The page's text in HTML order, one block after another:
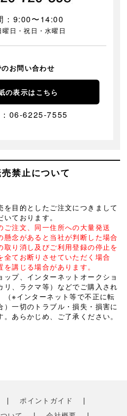
：9:00〜14:00
曜日・祝日・水曜日
お問い合わせ
の表示はこちら
06-6225-7555
禁止について
を目的としたご注文につきまして
ております。
ご注文、同一住所への大量発送
念があると当社が判断した場合
取り消し及びご利用登録の停止を
全てお断りさせていただく場合
講じる場合があります。
プ、インターネットオークショ
リ、ラクマ等）などでご購入され
（※インターネット等で不正に転
一切のトラブル・損失・損害に
あらかじめ、ご了承ください。
| ポイントガイド
|